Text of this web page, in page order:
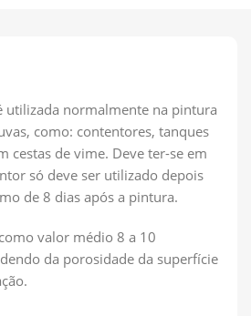
utilizada normalmente na pintura
como: contentores, tanques
cestas de vime. Deve ter-se em
só deve ser utilizado depois
de 8 dias após a pintura.
valor médio 8 a 10
da porosidade da superfície